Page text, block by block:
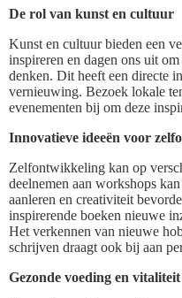
De rol van kunst en cultuur
Kunst en cultuur bieden een
inspireren en dagen ons uit
denken. Dit heeft een directe
vernieuwing. Bezoek lokale
evenementen bij om deze
Innovatieve ideeën voor
Zelfontwikkeling kan op
deelnemen aan workshops
aanleren en creativiteit
inspirerende boeken nieuwe
Het verkennen van nieuwe
schrijven draagt ook bij aan
Gezonde voeding en vitaliteit